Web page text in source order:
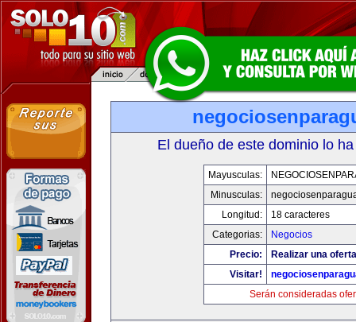
El dueño de este dominio lo
Mayusculas:
Minusculas:
Longitud:
18 caracteres
Categorias:
Negocios
Precio:
Realizar una
Visitar!
Serán consideradas